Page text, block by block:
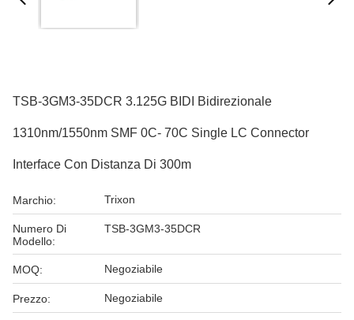
TSB-3GM3-35DCR 3.125G BIDI Bidirezionale
1310nm/1550nm SMF 0C- 70C Single LC Connector
Interface Con Distanza Di 300m
Marchio: Trixon
Numero Di
Modello:
TSB-3GM3-35DCR
MOQ: Negoziabile
Prezzo: Negoziabile